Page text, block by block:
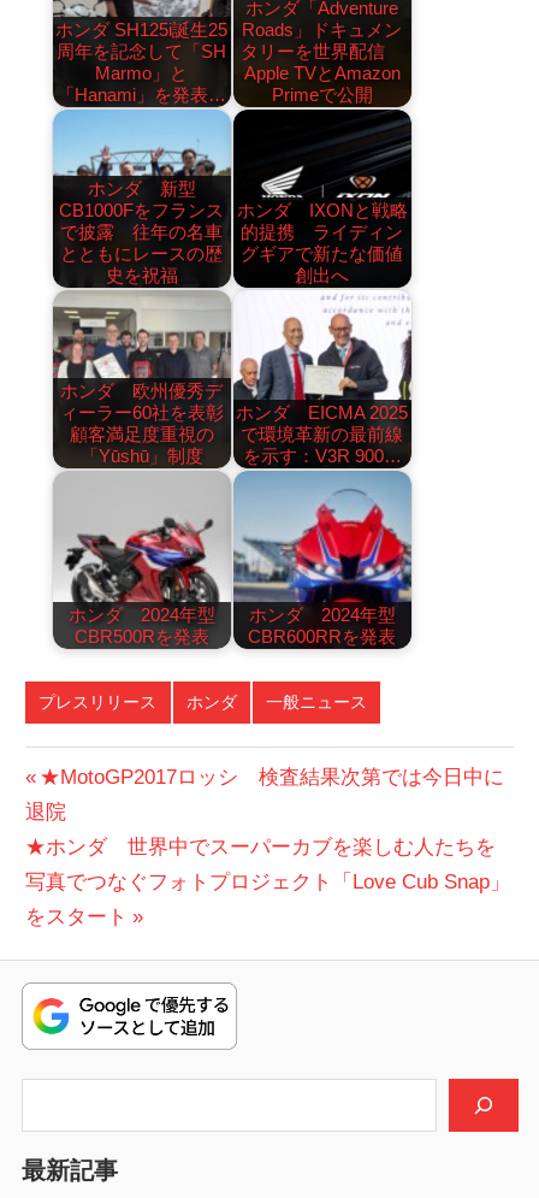
ホンダ SH125i誕生25
周年を記念して「SH
Marmo」と
「Hanami」を発表…
ホンダ「Adventure
Roads」ドキュメン
タリーを世界配信
Apple TVとAmazon
Primeで公開
ホンダ 新型
CB1000Fをフランス
で披露 往年の名車
とともにレースの歴
史を祝福
ホンダ IXONと戦略
的提携 ライディン
グギアで新たな価値
創出へ
ホンダ 欧州優秀デ
ィーラー60社を表彰
顧客満足度重視の
「Yūshū」制度
ホンダ EICMA 2025
で環境革新の最前線
を示す：V3R 900…
ホンダ 2024年型
CBR500Rを発表
ホンダ 2024年型
CBR600RRを発表
プレスリリース ホンダ 一般ニュース
投
稿
ナ
ビ
ゲ
ー
ン
前
の
投
稿:
★MotoGP2017ロッシ 検査結果次第では今日中に
退院
次
の
投
★ホンダ 世界中でスーパーカブを楽しむ人たちを
写真でつなぐフォトプロジェクト「Love Cub Snap」
をスタート
最新記事